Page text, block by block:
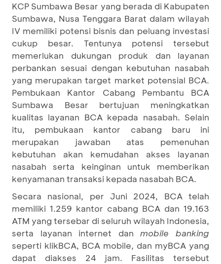
KCP Sumbawa Besar yang berada di Kabupaten
Sumbawa, Nusa Tenggara Barat dalam wilayah
IV memiliki potensi bisnis dan peluang investasi
cukup besar. Tentunya potensi tersebut
memerlukan dukungan produk dan layanan
perbankan sesuai dengan kebutuhan nasabah
yang merupakan target market potensial BCA.
Pembukaan Kantor Cabang Pembantu BCA
Sumbawa Besar bertujuan meningkatkan
kualitas layanan BCA kepada nasabah. Selain
itu, pembukaan kantor cabang baru ini
merupakan jawaban atas pemenuhan
kebutuhan akan kemudahan akses layanan
nasabah serta keinginan untuk memberikan
kenyamanan transaksi kepada nasabah BCA.
Secara nasional, per Juni 2024, BCA telah
memiliki 1.259 kantor cabang BCA dan 19.163
ATM yang tersebar di seluruh wilayah Indonesia,
serta layanan internet danmobile banking
seperti klikBCA, BCA mobile, dan myBCA yang
dapat diakses 24 jam. Fasilitas tersebut